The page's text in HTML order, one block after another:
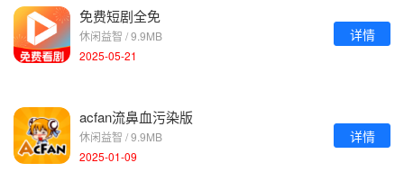
免费短剧全免
休闲益智 / 9.9MB
2025-05-21
详情
acfan流鼻血污染版
休闲益智 / 9.9MB
2025-01-09
详情